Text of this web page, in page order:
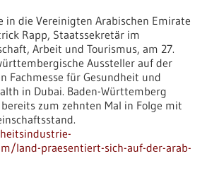
in die Vereinigten Arabischen Emirate
Rapp, Staatssekretär im
Arbeit und Tourismus, am 27.
Aussteller auf der
Fachmesse für Gesundheit und
in Dubai. Baden-Württemberg
zum zehnten Mal in Folge mit
land-praesentiert-sich-auf-der-arab-